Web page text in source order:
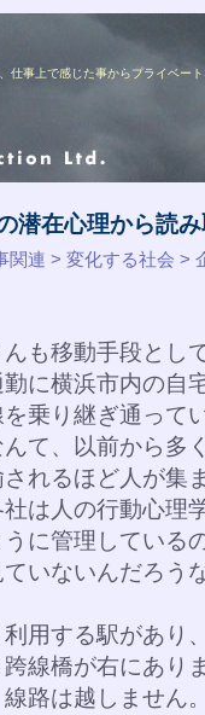
仕事上で感じた事からプライベー
潜在心理から読
関連 > 変化する社会 >
も移動手段とし
に横浜市内の自
乗り継ぎ通って
て、以前から多
されるほど人が集
社は人の行動心理
に管理している
いないんだろう
用する駅があり
跨線橋が右にあり
線路は越しません